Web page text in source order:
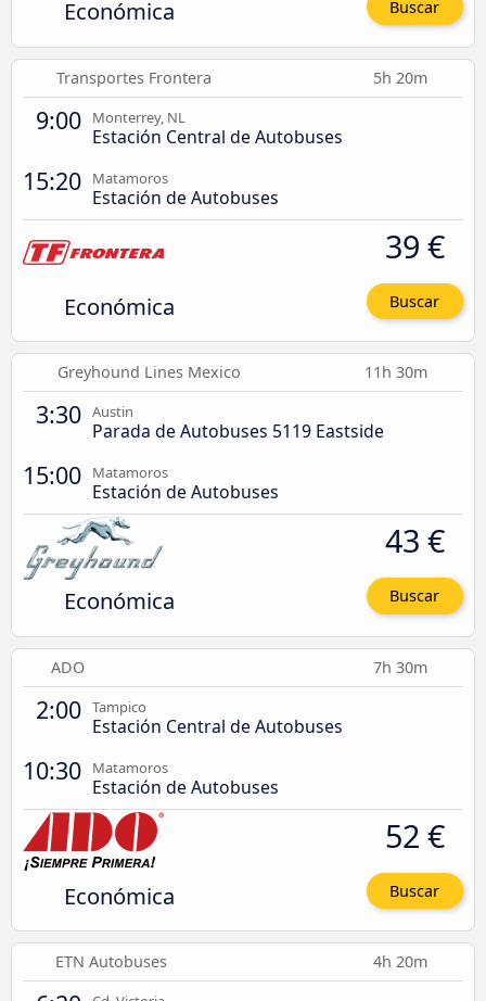
Económica Buscar
Transportes Frontera 5h 20m
9:00 Monterrey, NL
Estación Central de Autobuses
15:20 Matamoros
Estación de Autobuses
Económica
39 €
Buscar
Greyhound Lines Mexico 11h 30m
3:30 Austin
Parada de Autobuses 5119 Eastside
15:00 Matamoros
Estación de Autobuses
Económica
43 €
Buscar
ADO 7h 30m
2:00 Tampico
Estación Central de Autobuses
10:30 Matamoros
Estación de Autobuses
Económica
52 €
Buscar
ETN Autobuses 4h 20m